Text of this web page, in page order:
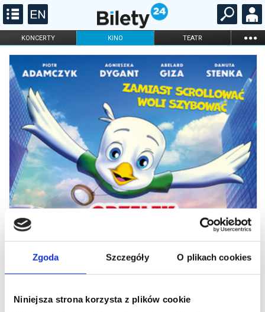
Zgoda Szczegóły O plikach cookies
Niniejsza strona korzysta z plików cookie
KONCERTY KINO TEATR ...
FILHARMONIA OPERA I BALET
DLA DZIECI
ONLINE KARNETY